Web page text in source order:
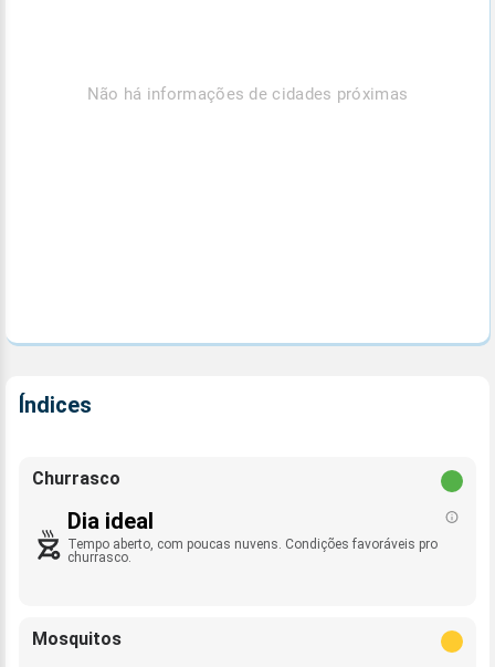
Não há informações de cidades próximas
Índices
Churrasco
Dia ideal
Tempo aberto, com poucas nuvens. Condições favoráveis pro
churrasco.
Mosquitos